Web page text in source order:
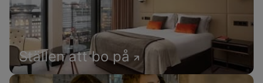
Ställen att bo på